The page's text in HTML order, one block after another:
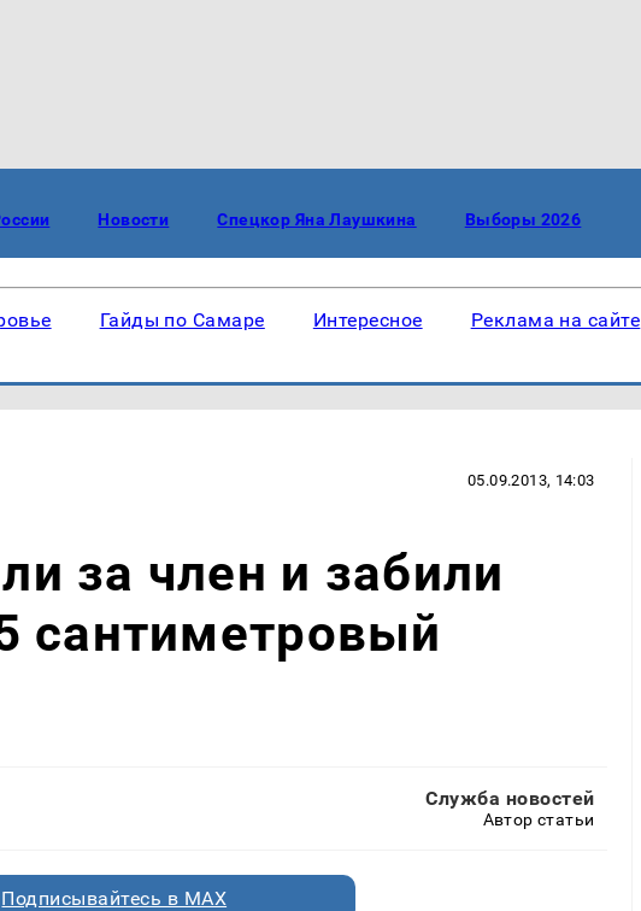
Новости Спецкор Яна Лаушкина Выборы 2026
Гайды по Самаре Интересное Реклама на сайте
05.09.2013, 14:03
за член и забили
сантиметровый
Служба новостей
Автор статьи
Подписывайтесь в MAX